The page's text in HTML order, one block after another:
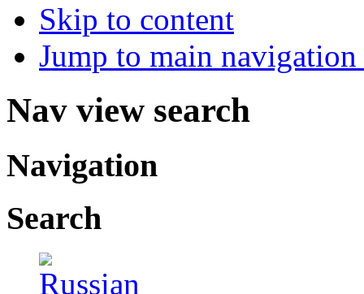
Skip to content
Jump to main
Nav view search
Navigation
Search